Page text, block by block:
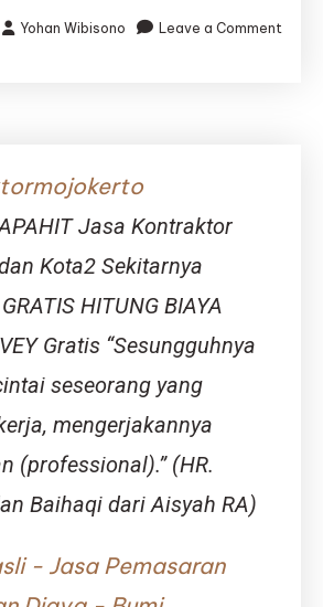
Yohan Wibisono
Leave a Comment
Jasa Kontraktor
Kota2 Sekitarnya
HITUNG BIAYA
Gratis “Sesungguhnya
seseorang yang
mengerjakannya
(professional).” (HR.
Baihaqi dari Aisyah RA)
- Jasa Pemasaran